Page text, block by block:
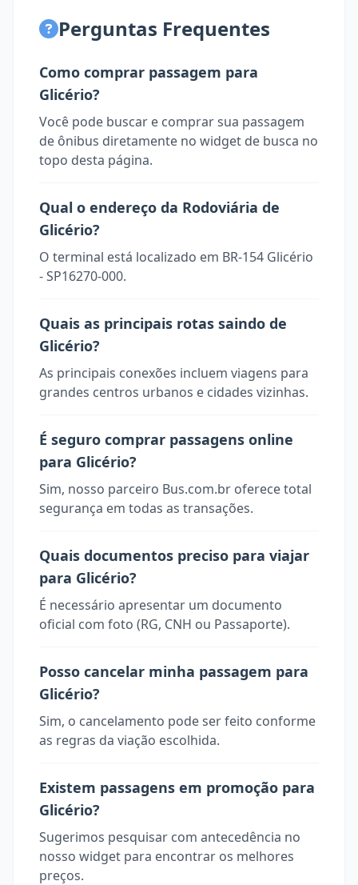
Perguntas Frequentes
Como comprar passagem para
Glicério?
Você pode buscar e comprar sua passagem
de ônibus diretamente no widget de busca no
topo desta página.
Qual o endereço da Rodoviária de
Glicério?
O terminal está localizado em BR-154 Glicério
- SP16270-000.
Quais as principais rotas saindo de
Glicério?
As principais conexões incluem viagens para
grandes centros urbanos e cidades vizinhas.
É seguro comprar passagens online
para Glicério?
Sim, nosso parceiro Bus.com.br oferece total
segurança em todas as transações.
Quais documentos preciso para viajar
para Glicério?
É necessário apresentar um documento
oficial com foto (RG, CNH ou Passaporte).
Posso cancelar minha passagem para
Glicério?
Sim, o cancelamento pode ser feito conforme
as regras da viação escolhida.
Existem passagens em promoção para
Glicério?
Sugerimos pesquisar com antecedência no
nosso widget para encontrar os melhores
preços.